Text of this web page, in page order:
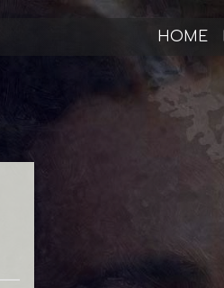
HOME